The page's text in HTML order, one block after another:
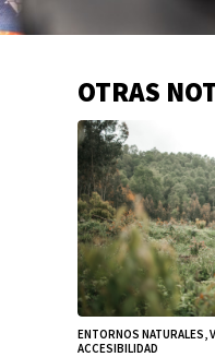
adicional
OTRAS
ENTORNOS NATURALES,
ACCESIBILIDAD